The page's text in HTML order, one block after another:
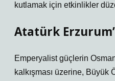
kutlamak için etkinlikler
Atatürk
Emperyalist güçlerin
kalkışması üzerine, Büyük